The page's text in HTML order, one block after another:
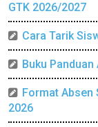
GTK 2026/2027
Cara Tarik
Buku
Format Absen
2026